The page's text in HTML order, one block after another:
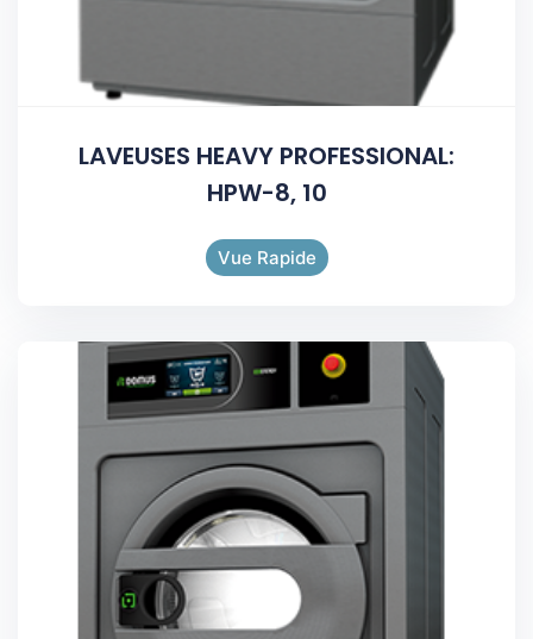
LAVEUSES HEAVY PROFESSIONAL:
HPW-8, 10
Vue Rapide